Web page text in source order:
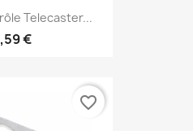
Telecaster...
€
favorite_border